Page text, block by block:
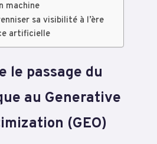
machine
sa visibilité à l’ère
artificielle
le passage du
au Generative
(GEO)